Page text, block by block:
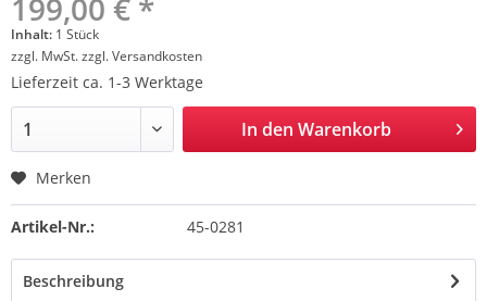
199,00 € *
Inhalt: 1 Stück
zzgl. MwSt.zzgl. Versandkosten
Lieferzeit ca. 1-3 Werktage
In den Warenkorb
Merken
Artikel-Nr.: 45-0281
Beschreibung